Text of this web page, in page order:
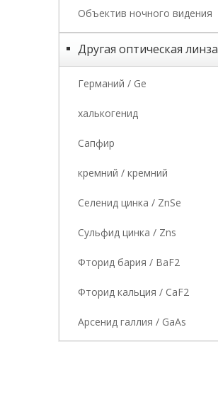
Объектив ночного видения
Другая оптическая линза
Германий / Ge
халькогенид
Сапфир
кремний / кремний
Селенид цинка / ZnSe
Сульфид цинка / Zns
Фторид бария / BaF2
Фторид кальция / CaF2
Арсенид галлия / GaAs